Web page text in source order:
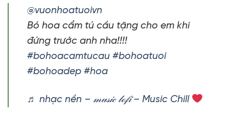
@vuonhoatuoivn
Bó hoa cẩm tú cầu tặng cho em khi
đứng trước anh nha!!!!
#bohoacamtucau #bohoatuoi
#bohoadep #hoa
♬ nhạc nền – 𝓂𝓊𝓈𝒾𝒸 𝓁ℴ𝒻𝒾 – Music Chill